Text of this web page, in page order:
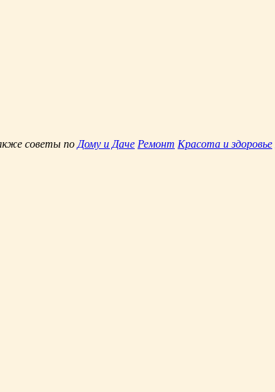
советы по Дому и Даче Ремонт Красота и здоровье